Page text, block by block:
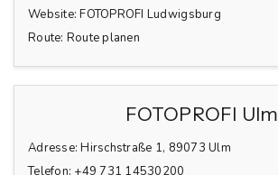
Website: FOTOPROFI Ludwigsburg
Route: Route planen
FOTOPROFI Ulm
Adresse: Hirschstraße 1, 89073 Ulm
Telefon: +49 731 14530200